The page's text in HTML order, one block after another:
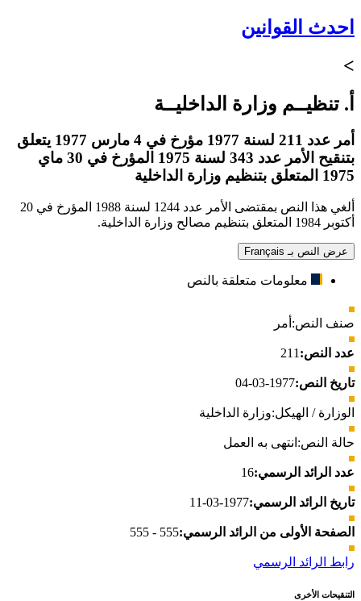
احدث القوانين
>
أ. تنظيــم وزارة الداخليــة
أمر عدد 211 لسنة 1977 مؤرخ في 4 مارس 1977 يتعلق
بتنقيح الأمر عدد 343 لسنة 1975 المؤرخ في 30 ماي
1975 المتعلق بتنظيم وزارة الداخلية
ألغي هذا النص بمقتضى الأمر عدد 1244 لسنة 1988 المؤرخ في 20
أكتوبر 1984 المتعلق بتنظيم مصالح وزارة الداخلية.
عرض النص بـ Français
معلومات متعلقة بالنص
صنف النص: أمر
عدد النص: 211
تاريخ النص:1977-03-04
الوزارة / الهيكل:وزارة الداخلية
حالة النص: انتهى به العمل
عدد الرائد الرسمي:16
تاريخ الرائد الرسمي:1977-03-11
الصفحة الأولى من الرائد الرسمي:555 - 555
رابط الرائد الرسمي
التنقيحات الأخرى